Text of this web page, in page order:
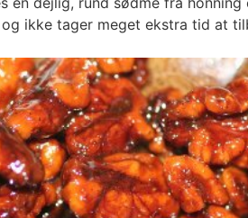
ikke tager meget ekstra tid at